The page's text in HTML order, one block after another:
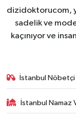
dizidoktorucom,
sadelik ve
kaçınıyor ve
İstanbul
İstanbul Namaz